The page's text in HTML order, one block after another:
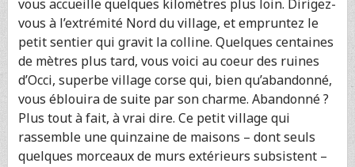
vous accueille quelques kilomètres plus loin. Dirigez-
vous à l’extrémité Nord du village, et empruntez le
petit sentier qui gravit la colline. Quelques centaines
de mètres plus tard, vous voici au coeur des ruines
d’Occi, superbe village corse qui, bien qu’abandonné,
vous éblouira de suite par son charme. Abandonné ?
Plus tout à fait, à vrai dire. Ce petit village qui
rassemble une quinzaine de maisons – dont seuls
quelques morceaux de murs extérieurs subsistent –